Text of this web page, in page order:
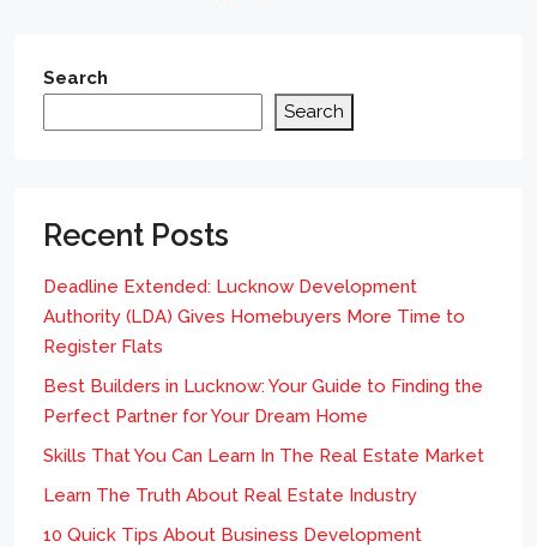
Search
Search
Recent Posts
Deadline Extended: Lucknow Development
Authority (LDA) Gives Homebuyers More Time to
Register Flats
Best Builders in Lucknow: Your Guide to Finding the
Perfect Partner for Your Dream Home
Skills That You Can Learn In The Real Estate Market
Learn The Truth About Real Estate Industry
10 Quick Tips About Business Development